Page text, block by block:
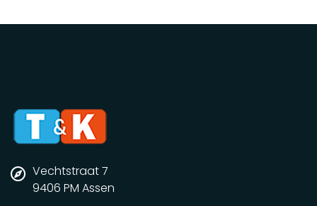
Vechtstraat 7
9406 PM Assen